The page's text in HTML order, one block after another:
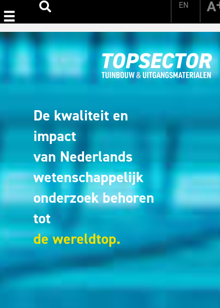
EN
Zoeken
De kwaliteit en
impact
van Nederlands
wetenschappelijk
onderzoek behoren
tot
de wereldtop.